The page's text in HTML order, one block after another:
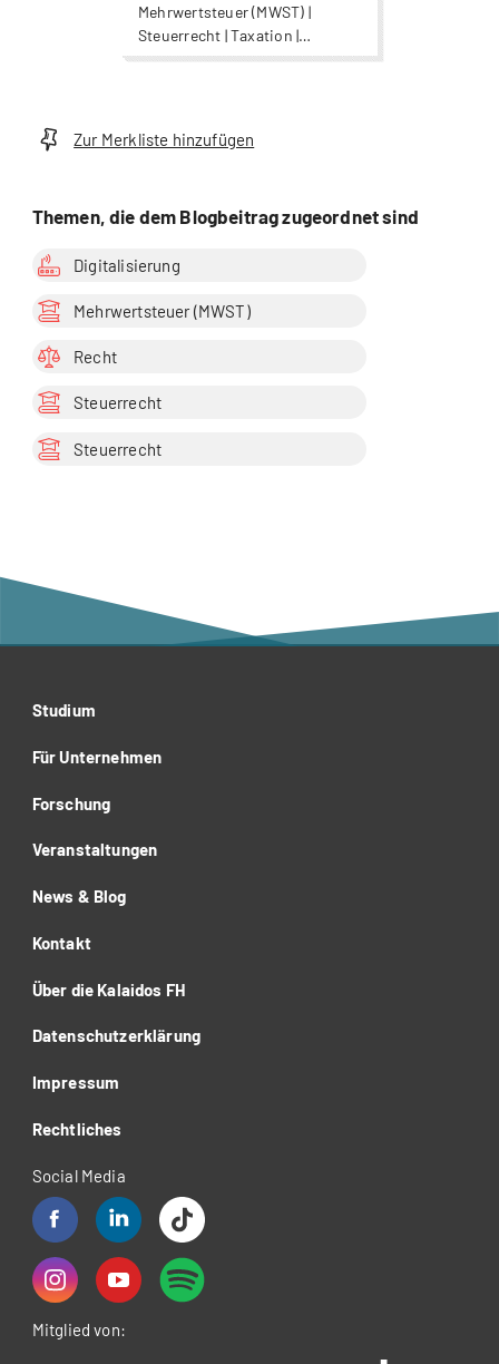
Mehrwertsteuer (MWST) |
Steuerrecht | Taxation |
Unternehmenssteuerrecht
Zur Merkliste hinzufügen
Themen, die dem Blogbeitrag zugeordnet sind
Digitalisierung
Mehrwertsteuer (MWST)
Recht
Steuerrecht
Steuerrecht
Studium
Für Unternehmen
Forschung
Veranstaltungen
News & Blog
Kontakt
Über die Kalaidos FH
Datenschutzerklärung
Impressum
Rechtliches
Social Media
Mitglied von: